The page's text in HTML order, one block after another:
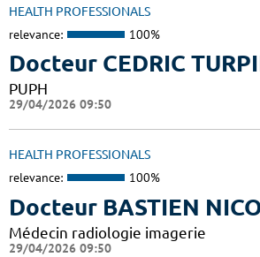
HEALTH PROFESSIONALS
relevance: 100%
Docteur CEDRIC
PUPH
29/04/2026 09:50
HEALTH PROFESSIONALS
relevance: 100%
Docteur BASTIEN
Médecin radiologie imagerie
29/04/2026 09:50